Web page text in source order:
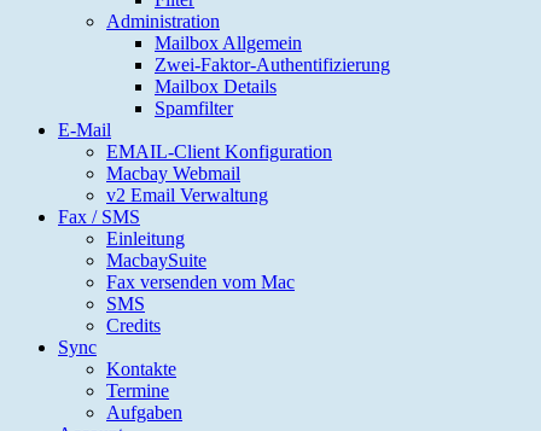
Administration
Mailbox Allgemein
Zwei-Faktor-Authentifizierung
Mailbox Details
Spamfilter
E-Mail
EMAIL-Client Konfiguration
Macbay Webmail
v2 Email Verwaltung
Fax / SMS
Einleitung
MacbaySuite
Fax versenden vom Mac
SMS
Credits
Sync
Kontakte
Termine
Aufgaben